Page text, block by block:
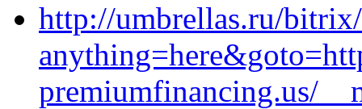
http://umbrellas.ru/
premiumfinancing.us/